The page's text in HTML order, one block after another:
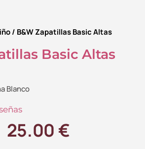
/ B&W Zapatillas Basic Altas
Basic Altas
Blanco
El
25.00 €El